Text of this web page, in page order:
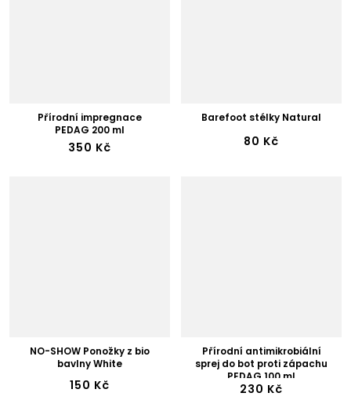
Přírodní impregnace
PEDAG 200 ml
350 Kč
Barefoot stélky Natural
80 Kč
NO-SHOW Ponožky z bio
bavlny White
150 Kč
Přírodní antimikrobiální
sprej do bot proti zápachu
PEDAG 100 ml
230 Kč